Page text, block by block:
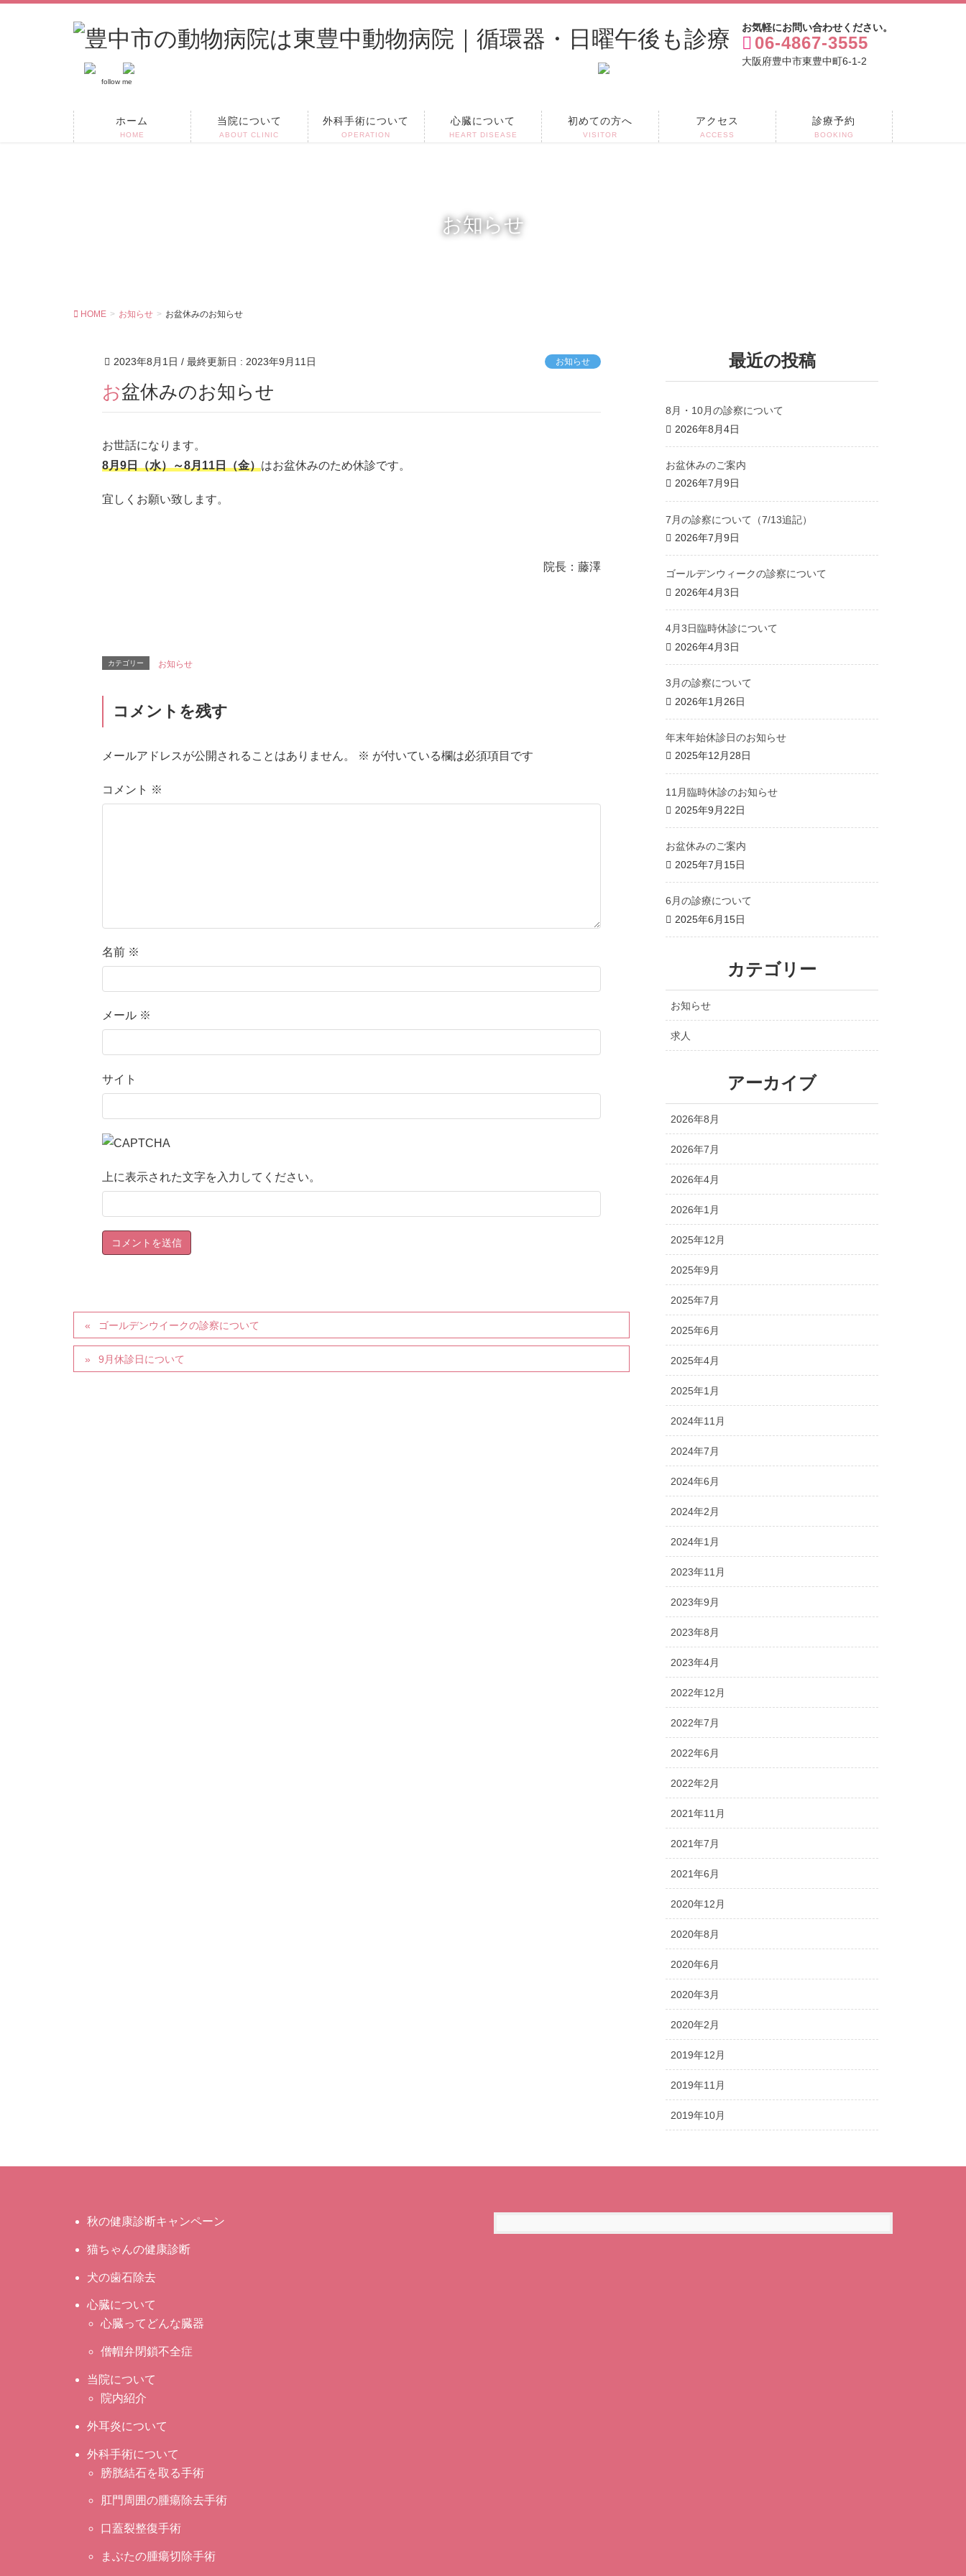
お気軽にお問い合わせください。
06-4867-3555
大阪府豊中市東豊中町6-1-2
follow me
ホーム
HOME
当院について
ABOUT CLINIC
外科手術について
OPERATION
心臓について
HEART DISEASE
初めての方へ
VISITOR
アクセス
ACCESS
診療予約
BOOKING
お知らせ
HOME お知らせ お盆休みのお知らせ
2023年8月1日 / 最終更新日 : 2023年9月11日 お知らせ
お盆休みのお知らせ
お世話になります。
8月9日（水）～8月11日（金）はお盆休みのため休診です。
宜しくお願い致します。
院長：藤澤
カテゴリー お知らせ
コメントを残す
メールアドレスが公開されることはありません。 ※ が付いている欄は必須項目です
コメント ※
名前 ※
メール ※
サイト
上に表示された文字を入力してください。
ゴールデンウイークの診察について
9月休診日について
最近の投稿
8月・10月の診察について
2026年8月4日
お盆休みのご案内
2026年7月9日
7月の診察について（7/13追記）
2026年7月9日
ゴールデンウィークの診察について
2026年4月3日
4月3日臨時休診について
2026年4月3日
3月の診察について
2026年1月26日
年末年始休診日のお知らせ
2025年12月28日
11月臨時休診のお知らせ
2025年9月22日
お盆休みのご案内
2025年7月15日
6月の診療について
2025年6月15日
カテゴリー
お知らせ
求人
アーカイブ
2026年8月
2026年7月
2026年4月
2026年1月
2025年12月
2025年9月
2025年7月
2025年6月
2025年4月
2025年1月
2024年11月
2024年7月
2024年6月
2024年2月
2024年1月
2023年11月
2023年9月
2023年8月
2023年4月
2022年12月
2022年7月
2022年6月
2022年2月
2021年11月
2021年7月
2021年6月
2020年12月
2020年8月
2020年6月
2020年3月
2020年2月
2019年12月
2019年11月
2019年10月
秋の健康診断キャンペーン
猫ちゃんの健康診断
犬の歯石除去
心臓について
心臓ってどんな臓器
僧帽弁閉鎖不全症
当院について
院内紹介
外耳炎について
外科手術について
膀胱結石を取る手術
肛門周囲の腫瘍除去手術
口蓋裂整復手術
まぶたの腫瘍切除手術